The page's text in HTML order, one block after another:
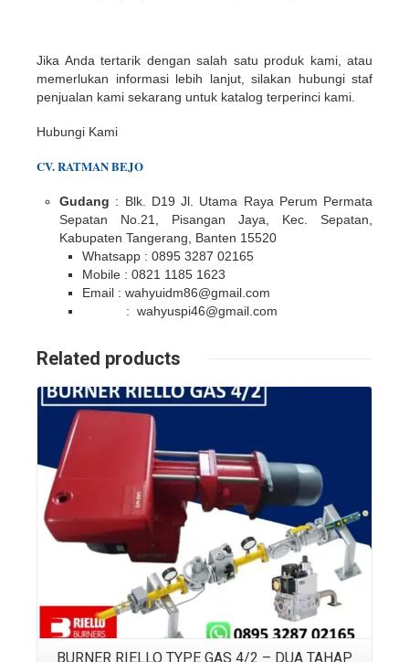
Jika Anda tertarik dengan salah satu produk kami, atau
memerlukan informasi lebih lanjut, silakan hubungi staf
penjualan kami sekarang untuk katalog terperinci kami.
Hubungi Kami
CV. RATMAN BEJO
Gudang : Blk. D19 Jl. Utama Raya Perum Permata
Sepatan No.21, Pisangan Jaya, Kec. Sepatan,
Kabupaten Tangerang, Banten 15520
Whatsapp : 0895 3287 02165
Mobile : 0821 1185 1623
Email : wahyuidm86@gmail.com
: wahyuspi46@gmail.com
Related products
BURNER RIELLO TYPE GAS 4/2 – DUA TAHAP